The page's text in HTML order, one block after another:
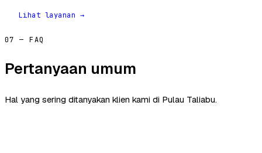
Lihat layanan →
07 — FAQ
Pertanyaan umum
Hal yang sering ditanyakan klien kami di Pulau Taliabu.